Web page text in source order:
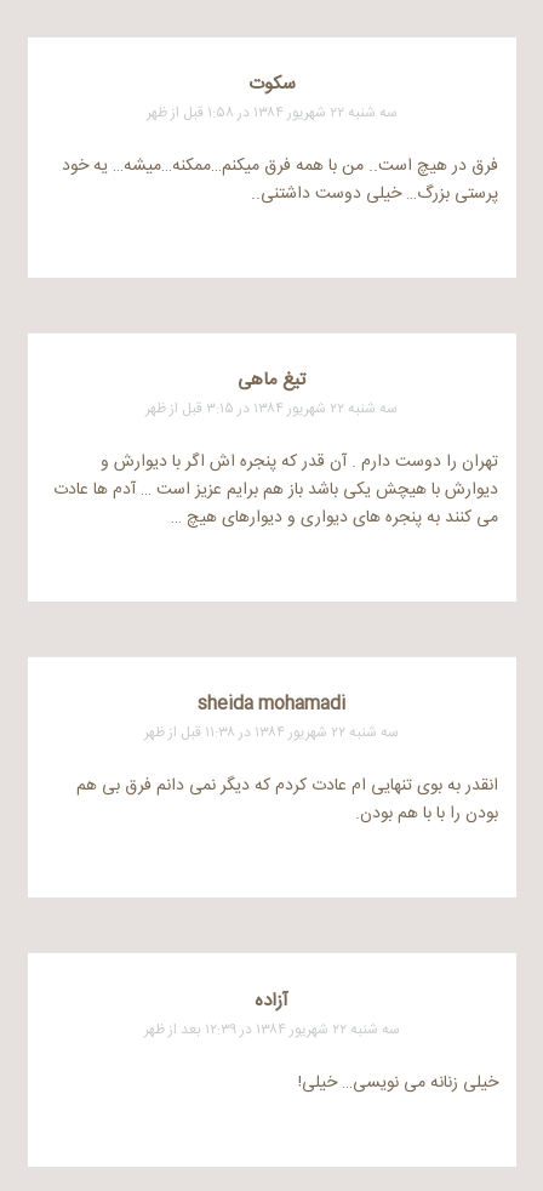
سکوت
سه شنبه ۲۲ شهریور ۱۳۸۴ در ۱:۵۸ قبل از ظهر
فرق در هیچ است.. من با همه فرق میکنم…ممکنه…میشه… یه خود
پرستی بزرگ… خیلی دوست داشتنی..
تیغ ماهی
سه شنبه ۲۲ شهریور ۱۳۸۴ در ۳:۱۵ قبل از ظهر
تهران را دوست دارم . آن قدر که پنجره اش اگر با دیوارش و
دیوارش با هیچش یکی باشد باز هم برایم عزیز است … آدم ها عادت
می کنند به پنجره های دیواری و دیوارهای هیچ …
sheida mohamadi
سه شنبه ۲۲ شهریور ۱۳۸۴ در ۱۱:۳۸ قبل از ظهر
انقدر به بوی تنهایی ام عادت کردم که دیگر نمی دانم فرق بی هم
بودن را با با هم بودن.
آزاده
سه شنبه ۲۲ شهریور ۱۳۸۴ در ۱۲:۳۹ بعد از ظهر
خیلی زنانه می نویسی… خیلی!